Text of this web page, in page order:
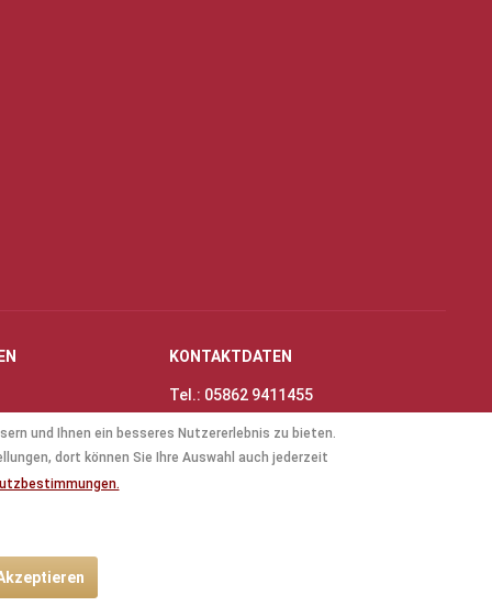
KONTAKTDATEN
Tel.: 05862 9411455
info@thinas-toene.de
anders beschrieben.
und Ihnen ein besseres Nutzererlebnis zu bieten.
dort können Sie Ihre Auswahl auch jederzeit